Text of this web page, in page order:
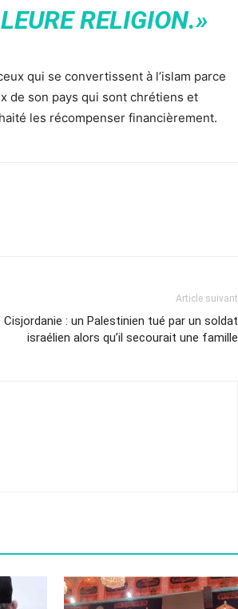
RELIGION.»
qui se convertissent à l’islam parce
de son pays qui sont chrétiens et
les récompenser financièrement.
Article suivant
Cisjordanie : un Palestinien tué par un soldat
israélien alors qu’il secourait une famille